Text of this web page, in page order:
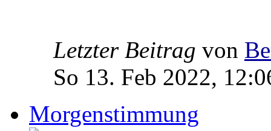
Letzter Beitrag von
So 13. Feb 2022,
Morgenstimmung